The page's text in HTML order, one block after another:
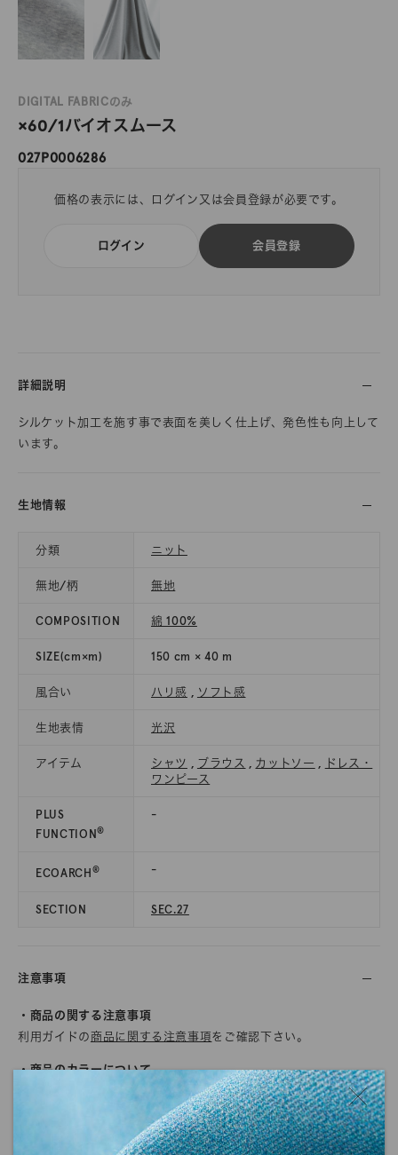
DIGITAL FABRICのみ
×60/1バイオスムース
027P0006286
価格の表示には、ログイン又は会員登録が必要です。
ログイン 会員登録
詳細説明
シルケット加工を施す事で表面を美しく仕上げ、発色性も向上して
います。
生地情報
分類 ニット
無地/柄 無地
COMPOSITION 綿 100%
SIZE(cm×m) 150 cm × 40 m
風合い ハリ感 , ソフト感
生地表情 光沢
アイテム シャツ , ブラウス , カットソー , ドレス・
ワンピース
PLUS
FUNCTION®
-
ECOARCH® -
SECTION SEC.27
注意事項
・商品の関する注意事項
利用ガイドの商品に関する注意事項をご確認下さい。
・商品のカラーについて
商品写真につきましては、できる限り実物のカラーに近くなるよ
うに努めていますが、ご使用されているモニターや環境により、
実物と色の見え方が若干異なる場合がございます。